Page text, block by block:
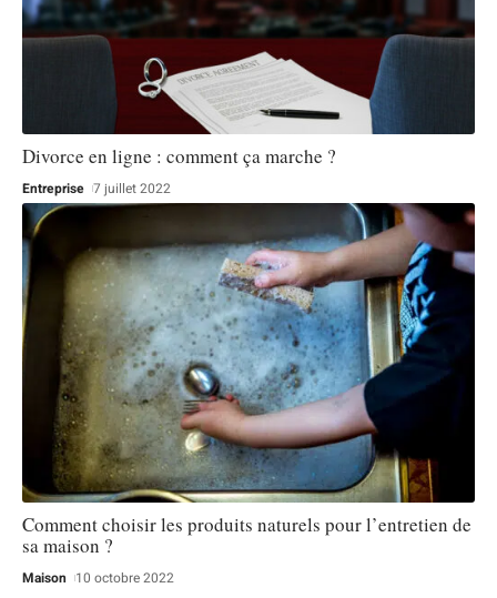
Divorce en ligne : comment ça marche ?
Entreprise 7 juillet 2022
Comment choisir les produits naturels pour l’entretien de
sa maison ?
Maison 10 octobre 2022